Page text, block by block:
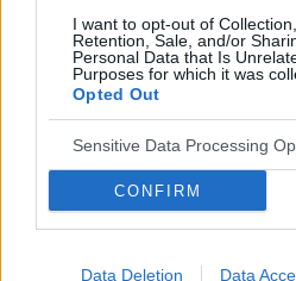
I want to opt-out of
Retention, Sale, and/or
Personal Data that Is
Purposes for which it was
Opted Out
Sensitive Data Processing
CONFIRM
Data Deletion Data
Dodaj zdjęcie: